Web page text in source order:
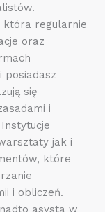
która regularnie
oraz
posiadasz
się
i
jak i
które
i obliczeń.
asysta w